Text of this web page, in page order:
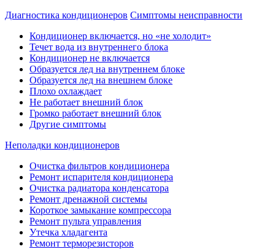
Диагностика кондиционеров Симптомы неисправности
Кондиционер включается, но «не холодит»
Течет вода из внутреннего блока
Кондиционер не включается
Образуется лед на внутреннем блоке
Образуется лед на внешнем блоке
Плохо охлаждает
Не работает внешний блок
Громко работает внешний блок
Другие симптомы
Неполадки кондиционеров
Очистка фильтров кондиционера
Ремонт испарителя кондиционера
Очистка радиатора конденсатора
Ремонт дренажной системы
Короткое замыкание компрессора
Ремонт пульта управления
Утечка хладагента
Ремонт терморезисторов